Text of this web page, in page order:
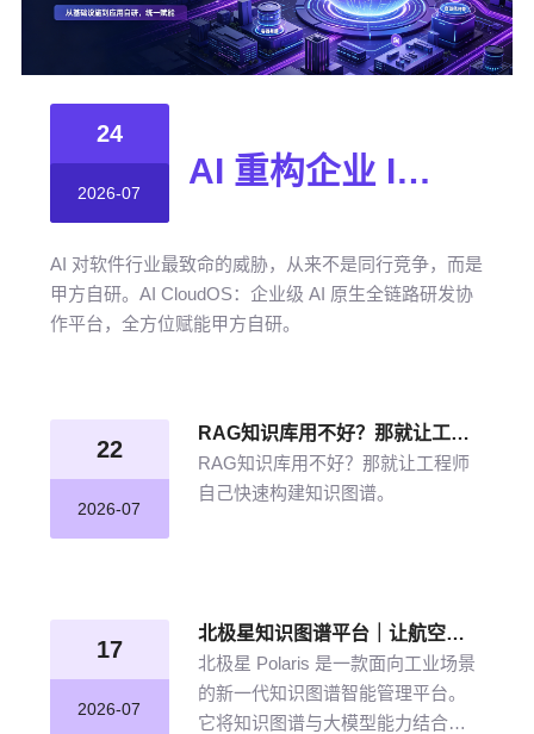
24
2026-07
AI 重构企业 IT 格局，甲方自研时代到来！
AI 对软件行业最致命的威胁，从来不是同行竞争，而是
甲方自研。AI CloudOS：企业级 AI 原生全链路研发协
作平台，全方位赋能甲方自研。
22
2026-07
RAG知识库用不好？那就让工程师自己快速构建知识图谱
RAG知识库用不好？那就让工程师
自己快速构建知识图谱。
17
2026-07
北极星知识图谱平台｜让航空发动机叶片知识“连”起来
北极星 Polaris 是一款面向工业场景
的新一代知识图谱智能管理平台。
它将知识图谱与大模型能力结合，